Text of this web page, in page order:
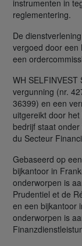
instrumenten in
reglementering.
De
vergoed door een
een
WH
vergunning (nr.
36399) en een
uitgereikt door
bedrijf staat onder
du Secteur
Gebaseerd op
bijkantoor in
onderworpen is
Prudentiel et de
en een bijkantoor
onderworpen is